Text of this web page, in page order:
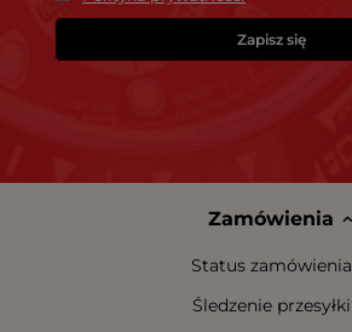
Zapisz się
Zamówienia
Status zamówienia
Śledzenie przesyłki